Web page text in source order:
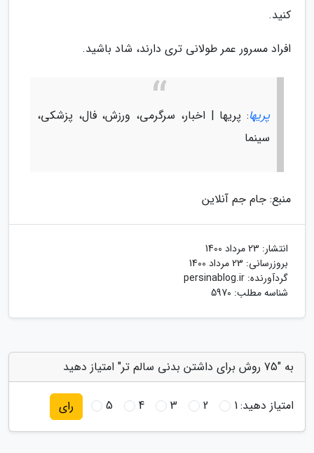
کنید.
افراد مسرور عمر طولانی تری دارند، شاد باشید.
پریها: پریها | اخبار، سرگرمی، ورزش، فال، پزشکی،
سینما
منبع: جام جم آنلاین
انتشار: 23 مرداد 1400
بروزرسانی: 23 مرداد 1400
گردآورنده: persinablog.ir
شناسه مطلب: 5970
به "75 روش برای داشتن بدنی سالم تر" امتیاز دهید
امتیاز دهید:1
2
3
4
5 رای